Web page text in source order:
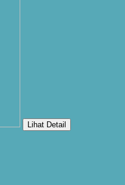
Lihat Detail